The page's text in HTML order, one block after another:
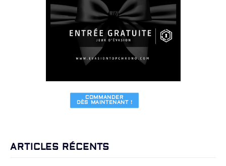
COMMANDER
DÈS MAINTENANT !
ARTICLES RÉCENTS